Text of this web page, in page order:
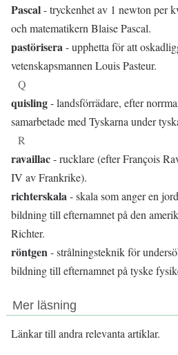
Pascal- tryckenhet av 1 newton per
och matematikern Blaise Pascal.
pastörisera- upphetta för att
vetenskapsmannen Louis Pasteur.
Q
quisling- landsförrädare, efter
samarbetade med Tyskarna under
R
ravaillac- rucklare (efter François
IV av Frankrike).
richterskala- skala som anger en
bildning till efternamnet på den
Richter.
röntgen- strålningsteknik för
bildning till efternamnet på tyske
Mer läsning
Länkar till andra relevanta artiklar.